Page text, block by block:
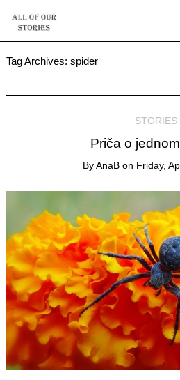
Tag Archives:spider
STORIES
Priča o
ByAnaB on Friday,